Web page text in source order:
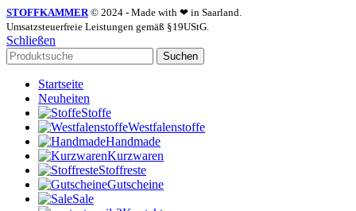
STOFFKAMMER © 2024 - Made with ❤ in Saarland.
Umsatzsteuerfreie Leistungen gemäß §19UStG.
Schließen
Suchen
Startseite
Neuheiten
Stoffe
Westfalenstoffe
Handmade
Kurzwaren
Stoffreste
Gutscheine
Sale